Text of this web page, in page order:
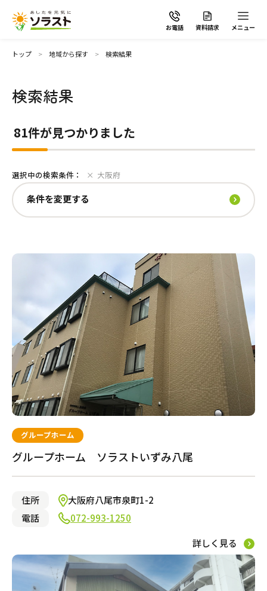
お電話 資料請求 メニュー
介護サービスから探す
自宅でサービスを受ける
サービスの相談をする
地域から探す
介護のガイド
介護保険サービスについて
介護保険サービス利用の流れ
介護お役立ちコラム「そらまめ＋」
採用情報
トップ 地域から探す 検索結果
検索結果
81件が見つかりました
選択中の検索条件： 大阪府
条件を変更する
グループホーム
グループホーム ソラストいずみ八尾
住所
大阪府八尾市泉町1-2
電話
072-993-1250
詳しく見る
条件を変更する
板橋区
国分寺市
立川市
渋谷区
練馬区
目黒区
国立市
荒川区
墨田区
江東区
北区
東久留米市
新宿区
大田区
品川区
文京区
調布市
八王子市
豊島区
小金井市
中野区
日野市
多摩市
東村山市
東大和市
町田市
三鷹市
港区
四條畷市
大阪市平野区
八尾市
枚方市
茨木市
東大阪市
堺市堺区
門真市
寝屋川市
大阪市旭区
吹田市
大阪市北区
大阪市東住吉区
堺市北区
堺市南区
岸和田市
大阪市西成区
大阪市淀川区
池田市
柏原市
大阪市阿倍野区
流山市
市川市
船橋市
千葉市若葉区
千葉市稲毛区
千葉市緑区
野田市
習志野市
柏市
さいたま市見沼区
川口市
越谷市
さいたま市南区
草加市
戸田市
さいたま市浦和区
熊谷市
春日部市
朝霞市
さいたま市北区
埼玉県さいたま市見沼
区
川崎市高津区
相模原市南区
川崎市幸区
横浜市緑区
横浜市南区
大和市
川崎市多摩区
川崎市麻生区
横浜市港北区
横浜市泉区
横浜市西区
横浜市鶴見区
厚木市
横浜市青葉区
横浜市旭区
平塚市
清須市
名古屋市中川区
名古屋市北区
名古屋市西区
名古屋市昭和区
みよし市
刈谷市
一宮市
豊田市
京都市西京区
京都市右京区
京都市南区
京都市伏見区
京都市左京区
京都市山科区
北相馬郡
牛久市
龍ケ崎市
西宮市
神戸市須磨区
神戸市中央区
神戸市灘区
揖保郡
神戸市西区
姫路市大津区
明石市
神戸市兵庫区
川西市
今治市
松山市
新居浜市
岐阜市 各務原市
福山市
大竹市
尾道市
広島市南区
三原市
岡山市中区
古賀市
福岡市東区
宗像市
大野城市
筑紫野市
岩国市
高松市
別府市
大分市
速見郡
太田市
桑名市 伊勢市
和歌山市
熊本市中央区
鹿児島市 西之表市
甲府市
奈良市
磯城郡
宇陀市
介護サービス
空室ありの施設のみ表示する
有料老人ホーム